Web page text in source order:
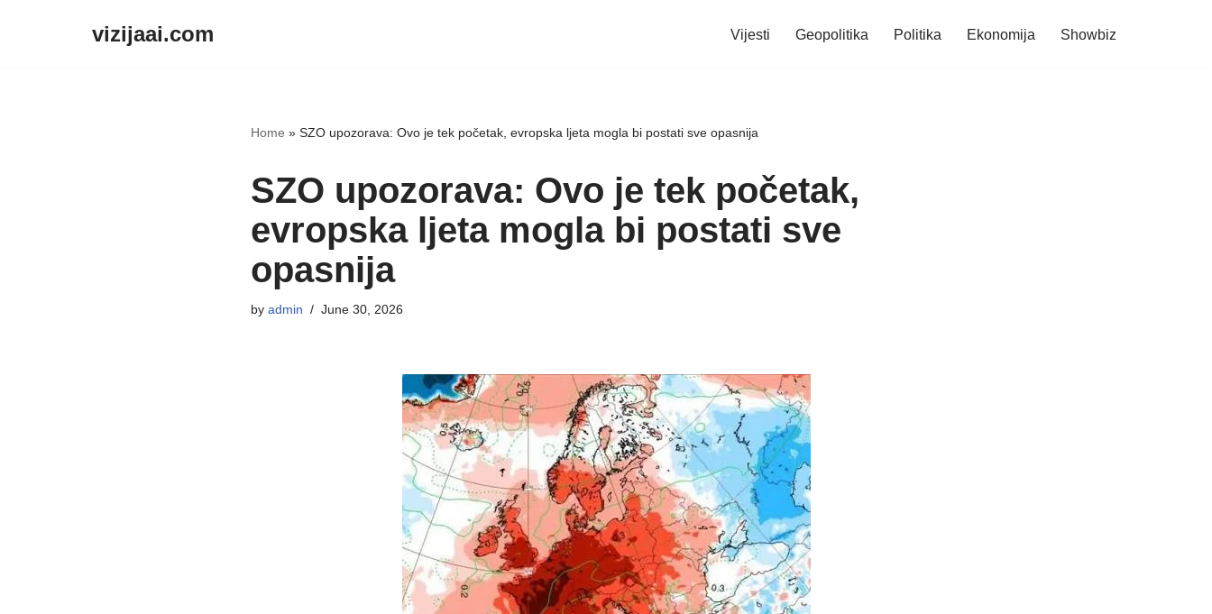
vizijaai.com Vijesti Geopolitika Politika Ekonomija Showbiz
Home » SZO upozorava: Ovo je tek početak, evropska ljeta mogla bi postati sve opasnija
SZO upozorava: Ovo je tek početak,
evropska ljeta mogla bi postati sve
opasnija
by admin June 30, 2026